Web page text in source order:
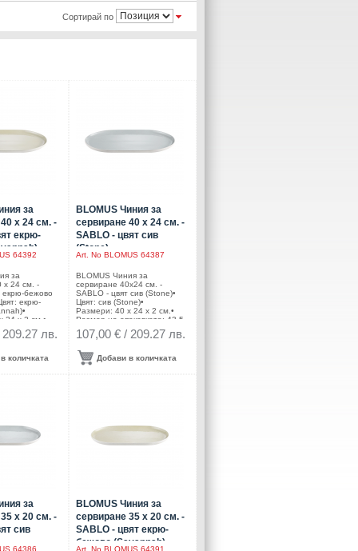
Сортирай по
за
х 24 см. -
екрю-
64392
за
х 24 см. -
екрю-бежово
екрю-
24 х 2 см.•
43,5
микровълнова
за
лв.
количката
BLOMUS Чиния за
сервиране 40 х 24 см. -
SABLO - цвят сив
(Stone)
Art. No BLOMUS 64387
BLOMUS Чиния за
сервиране 40х24 см. -
SABLO - цвят сив (Stone)•
Цвят: сив (Stone)•
Размери: 40 х 24 х 2 см.•
Размер на опаковката: 43,5
х 28,6 х 3,8 см.•
Материал: керамика•
фурна• Подходящи за
съдомиялна
107,00 € / 209.27 лв.
Добави в количката
за
х 20 см. -
сив
64386
BLOMUS Чиния за
сервиране 35 х 20 см. -
SABLO - цвят екрю-
бежово (Savannah)
Art. No BLOMUS 64391